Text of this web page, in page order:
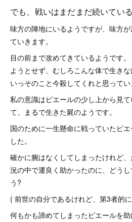
でも、戦いはまだまだ続いてい
味方の陣地にいるようですが、味方
ていきます。
目の前まで攻めてきているようです
ようとせず、むしろこんな体で生きな
いっそのこと今殺してくれと思ってい
私の意識はピエールの少し上から見
て、まるで生きた屍のようです。
国のために一生懸命に戦っていたピ
した。
確かに腕はなくしてしまったけれど
況の中で運良く助かったのに、どう
う?
( 前世の自分であるけれど、第3者的
何もかも諦めてしまったピエールを助